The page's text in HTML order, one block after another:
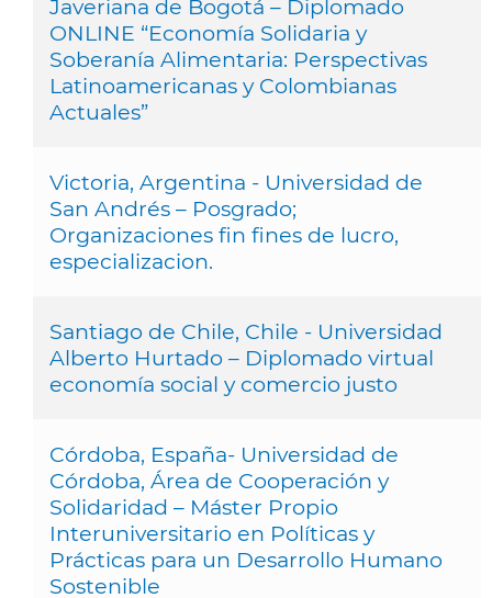
Javeriana de Bogotá – Diplomado
ONLINE “Economía Solidaria y
Soberanía Alimentaria: Perspectivas
Latinoamericanas y Colombianas
Actuales”
Victoria, Argentina - Universidad de
San Andrés – Posgrado;
Organizaciones fin fines de lucro,
especializacion.
Santiago de Chile, Chile - Universidad
Alberto Hurtado – Diplomado virtual
economía social y comercio justo
Córdoba, España- Universidad de
Córdoba, Área de Cooperación y
Solidaridad – Máster Propio
Interuniversitario en Políticas y
Prácticas para un Desarrollo Humano
Sostenible